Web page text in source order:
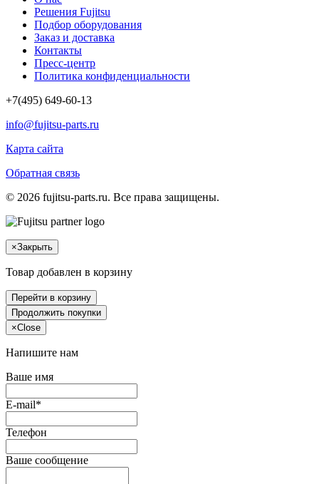
Решения Fujitsu
Подбор оборудования
Заказ и доставка
Контакты
Пресс-центр
Политика конфиденциальности
+7(495) 649-60-13
info@fujitsu-parts.ru
Карта сайта
Обратная связь
© 2026 fujitsu-parts.ru. Все права защищены.
×Закрыть
Товар добавлен в корзину
Перейти в корзину
Продолжить покупки
×Close
Напишите нам
Ваше имя
E-mail*
Телефон
Ваше сообщение